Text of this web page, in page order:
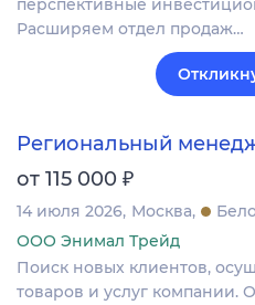
перспективные
Расширяем отдел продаж…
Региональный
от 115 000 ₽
14 июля 2026 Москва
ООО Энимал Трейд
Поиск новых клиентов,
товаров и услуг компании.